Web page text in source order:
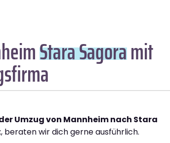
Stara Sagoramit
Umzug von Mannheim nach Stara
, beraten wir dich gerne ausführlich.